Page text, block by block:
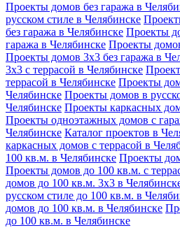
Проекты домов без гаража в
русском стиле в Челябинске
без гаража в Челябинске Проекты
гаража в Челябинске Проекты
Проекты домов 3x3 без гаража в
3x3 с террасой в Челябинске
террасой в Челябинске Проекты
Челябинске Проекты домов в
Челябинске Проекты каркасных
Проекты одноэтажных домов с
Челябинске Каталог проектов в
каркасных домов с террасой в
100 кв.м. в Челябинске Проекты
Проекты домов до 100 кв.м. с
домов до 100 кв.м. 3x3 в
русском стиле до 100 кв.м. в
домов до 100 кв.м. в Челябинске
до 100 кв.м. в Челябинске